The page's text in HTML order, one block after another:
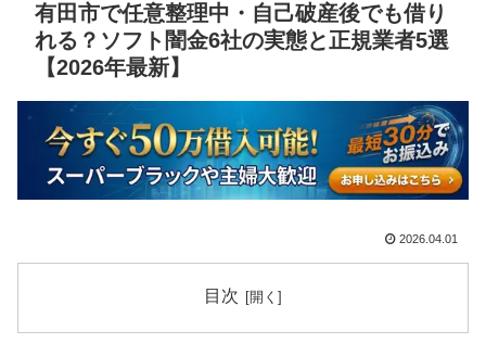
有田市で任意整理中・自己破産後でも借り
れる？ソフト闇金6社の実態と正規業者5選
【2026年最新】
2026.04.01
目次